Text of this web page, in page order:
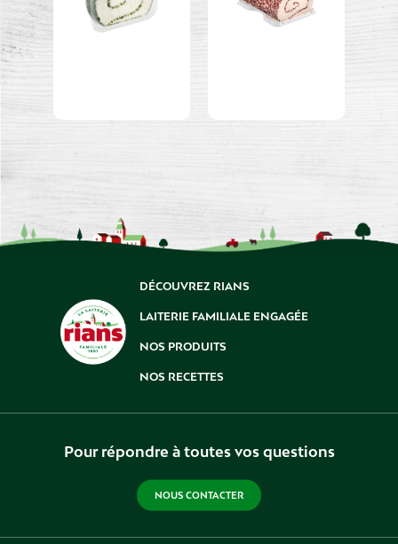
DÉCOUVREZ RIANS
LAITERIE FAMILIALE ENGAGÉE
NOS PRODUITS
NOS RECETTES
Pour répondre à toutes vos questions
NOUS CONTACTER